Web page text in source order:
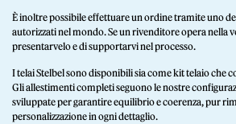
È inoltre possibile effettuare un ordine tramite uno
autorizzati nel mondo. Se un rivenditore opera nella
presentarvelo e di supportarvi nel processo.
I telai Stelbel sono disponibili sia come kit telaio che
Gli allestimenti completi seguono le nostre
sviluppate per garantire equilibrio e coerenza, pur
personalizzazione in ogni dettaglio.